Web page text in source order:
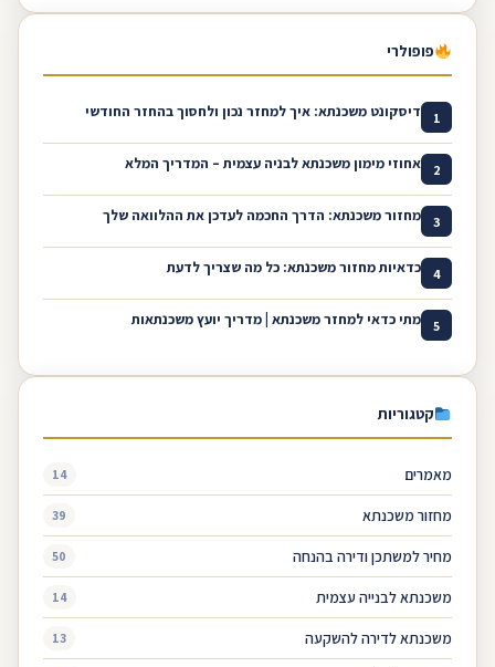
פופולרי
1 דיסקונט משכנתא: איך למחזר נכון ולחסוך בהחזר החודשי
2 אחוזי מימון משכנתא לבניה עצמית – המדריך המלא
3 מחזור משכנתא: הדרך החכמה לעדכן את ההלוואה שלך
4 כדאיות מחזור משכנתא: כל מה שצריך לדעת
5 מתי כדאי למחזר משכנתא | מדריך יועץ משכנתאות
קטגוריות
מאמרים 14
מחזור משכנתא 39
מחיר למשתכן ודירה בהנחה 50
משכנתא לבנייה עצמית 14
משכנתא לדירה להשקעה 13